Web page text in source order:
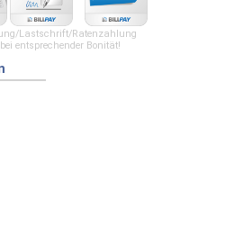
Lastschrift/Ratenzahlung
entsprechender Bonität!